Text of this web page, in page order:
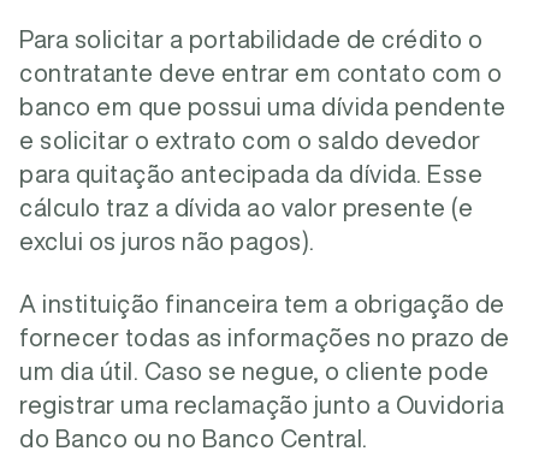
Para solicitar a portabilidade de crédito o
contratante deve entrar em contato com o
banco em que possui uma dívida pendente
e solicitar o extrato com o saldo devedor
para quitação antecipada da dívida. Esse
cálculo traz a dívida ao valor presente (e
exclui os juros não pagos).
A instituição financeira tem a obrigação de
fornecer todas as informações no prazo de
um dia útil. Caso se negue, o cliente pode
registrar uma reclamação junto a Ouvidoria
do Banco ou no Banco Central.